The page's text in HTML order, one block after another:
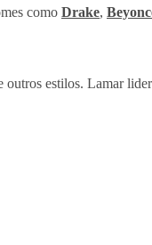
como Drake,
outros estilos. Lamar